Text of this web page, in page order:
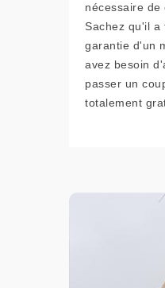
nécessaire de
Sachez qu'il a
garantie d'un
avez besoin
passer un
totalement